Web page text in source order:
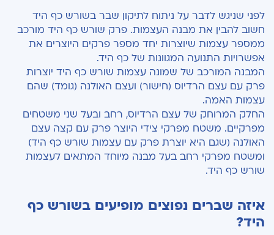
לפני שניגש לדבר על ניתוח לתיקון שבר בשורש כף היד
חשוב להבין את מבנה העצמות. פרק שורש כף היד מורכב
ממספר עצמות שיוצרות יחד מספר פרקים היוצרים את
אפשרויות התנועה המגוונות של כף היד.
המבנה המורכב של שמונה עצמות שורש כף היד יוצרות
פרק עם עצם הרדיוס (חישור) ועצם האולנה (גומד) שהם
עצמות האמה.
החלק המרוחק של עצם הרדיוס, רחב ובעל שני משטחים
מפרקיים. משטח מפרקי צידי היוצר פרק עם קצה עצם
האולנה (שגם היא יוצרת פרק עם עצמות שורש כף היד)
ומשטח מפרקי רחב בעל מבנה מיוחד המתאים לעצמות
שורש כף היד.
איזה שברים נפוצים מופיעים בשורש כף
היד?